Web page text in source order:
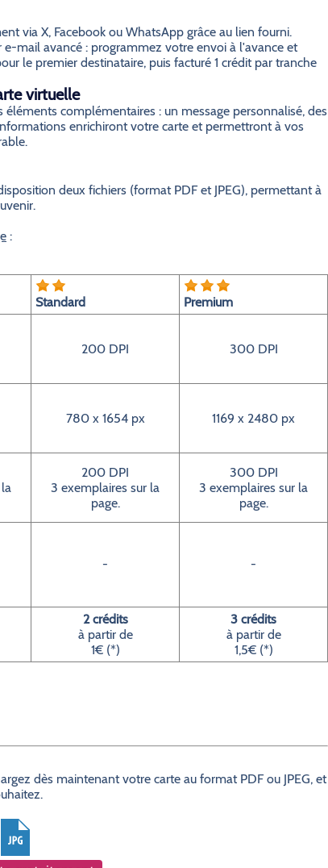
via X, Facebook ou WhatsApp grâce au lien fourni.
mail avancé : programmez votre envoi à l'avance et
le premier destinataire, puis facturé 1 crédit par tranche
virtuelle
complémentaires : un message personnalisé, des
enrichiront votre carte et permettront à vos
deux fichiers (format PDF et JPEG), permettant à
:
Standard Premium
200 DPI 300 DPI
780 x 1654 px 1169 x 2480 px
200 DPI
3 exemplaires sur la
page.
300 DPI
3 exemplaires sur la
page.
- -
2 crédits
à partir de
1€ (*)
3 crédits
à partir de
1,5€ (*)
dès maintenant votre carte au format PDF ou JPEG, et